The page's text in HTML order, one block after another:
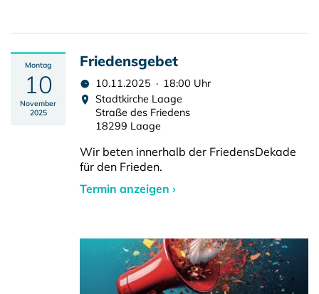
Montag
10
November
2025
Friedensgebet
10.11.2025 · 18:00 Uhr
Stadtkirche Laage
Straße des Friedens
18299 Laage
Wir beten innerhalb der FriedensDekade
für den Frieden.
Termin anzeigen ›